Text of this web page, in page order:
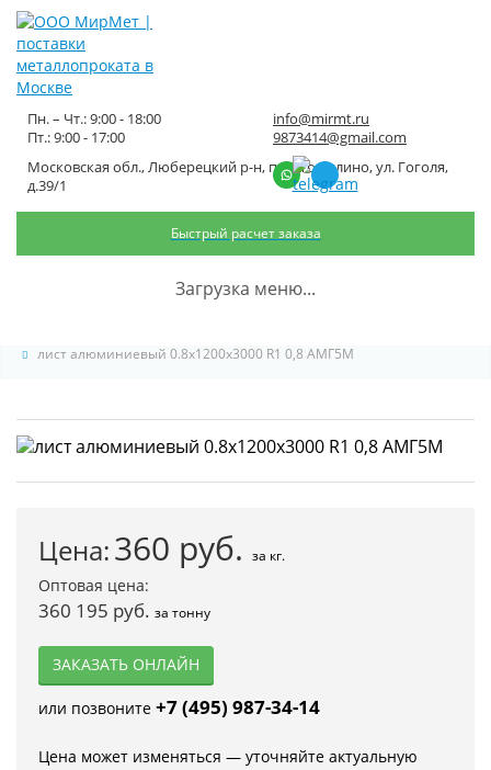
Московская обл., Люберецкий р-н, пос. Томилино, ул. Гоголя,
д.39/1
Пн. – Чт.: 9:00 - 18:00
Пт.: 9:00 - 17:00
info@mirmt.ru
9873414@gmail.com
Быстрый расчет заказа
Загрузка меню...
лист алюминиевый
0.8x1200x3000 R1 0,8 АМГ5М
лист алюминиевый 0.8x1200x3000 R1 0,8 АМГ5М
Цена:360 руб. за кг.
Оптовая цена:
360 195 руб. за тонну
ЗАКАЗАТЬ ОНЛАЙН
или позвоните +7 (495) 987-34-14
Цена может изменяться — уточняйте актуальную